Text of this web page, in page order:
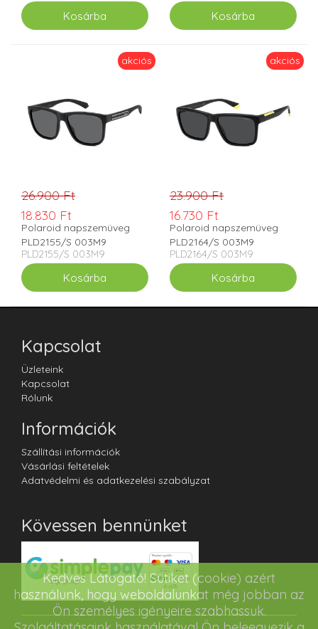
akciós
26.900 Ft
18.830 Ft
Polaroid napszemüveg
PLD2155/S 003M9
PLD2155/S 003M9
akciós
23.900 Ft
16.730 Ft
Polaroid napszemüveg
PLD2164/S 003M9
PLD2164/S 003M9
Kapcsolat
Üzleteink
Kapcsolat
Rólunk
Információk
Szállítási információk
Vásárlási feltételek
Adatvédelmi és adatkezelési szabályzat
Kövessen bennünket
Kedves Látogató! Sütiket (cookie) azért
használunk, hogy weboldalunkat még jobban az
Ön személyes igényeire szabhassuk.